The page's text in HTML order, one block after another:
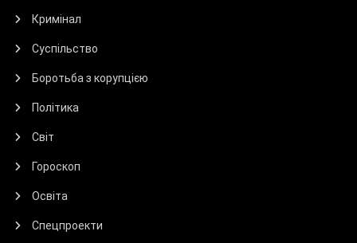
Кримінал
Суспільство
Боротьба з корупцією
Політика
Світ
Гороскоп
Освіта
Спецпроекти